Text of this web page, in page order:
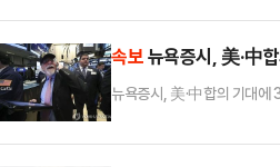
속보뉴욕증시, 美·中
뉴욕증시, 美·中합의 기대